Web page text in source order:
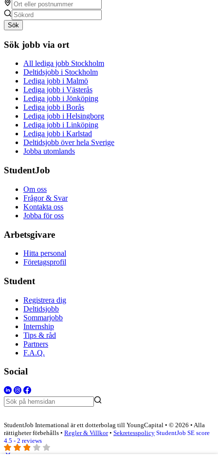
Sök
Sök jobb via ort
All lediga jobb Stockholm
Deltidsjobb i Stockholm
Lediga jobb i Malmö
Lediga jobb i Västerås
Lediga jobb i Jönköping
Lediga jobb i Borås
Lediga jobb i Helsingborg
Lediga jobb i Linköping
Lediga jobb i Karlstad
Deltidsjobb över hela Sverige
Jobba utomlands
StudentJob
Om oss
Frågor & Svar
Kontakta oss
Jobba för oss
Arbetsgivare
Hitta personal
Företagsprofil
Student
Registrera dig
Deltidsjobb
Sommarjobb
Internship
Tips & råd
Partners
F.A.Q.
Social
StudentJob International är ett dotterbolag till YoungCapital • © 2026 • Alla
rättigheter förbehålls • Regler & Villkor• Sekretesspolicy StudentJob SE score
4.5 - 2 reviews